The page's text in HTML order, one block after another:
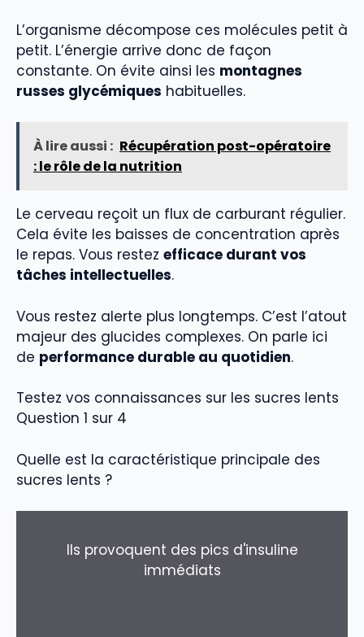
L’organisme décompose ces molécules petit à
petit. L’énergie arrive donc de façon
constante. On évite ainsi les montagnes
russes glycémiques habituelles.
À lire aussi : Récupération post-opératoire
: le rôle de la nutrition
Le cerveau reçoit un flux de carburant régulier.
Cela évite les baisses de concentration après
le repas. Vous restez efficace durant vos
tâches intellectuelles.
Vous restez alerte plus longtemps. C’est l’atout
majeur des glucides complexes. On parle ici
de performance durable au quotidien.
Testez vos connaissances sur les sucres lents
Question 1 sur 4
Quelle est la caractéristique principale des
sucres lents ?
Ils provoquent des pics d'insuline
immédiats